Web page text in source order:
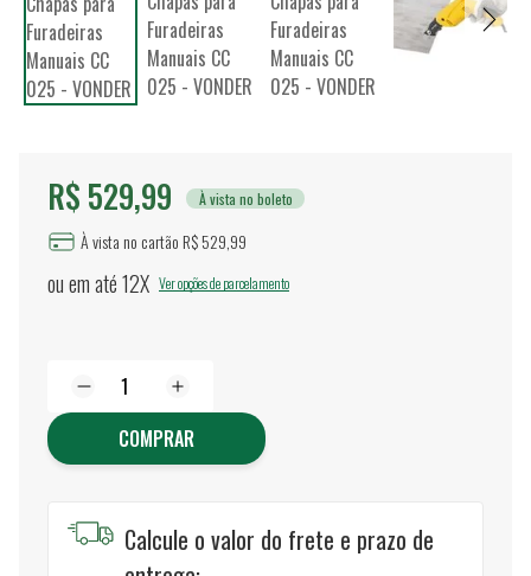
R$ 529,99 À vista no boleto
À vista no cartão R$ 529,99
ou em até12X Ver opções de parcelamento
COMPRAR
Calcule o valor do frete e prazo de